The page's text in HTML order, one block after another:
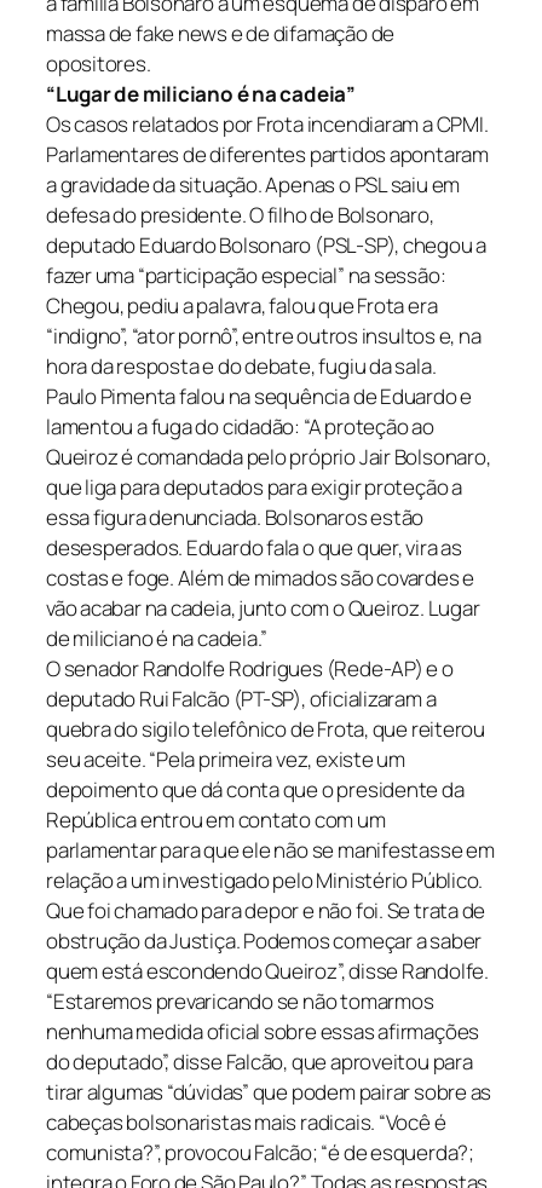
massa de fake news e de difamação de
opositores.
“Lugar de miliciano é na cadeia”
Os casos relatados por Frota incendiaram a CPMI.
Parlamentares de diferentes partidos apontaram
a gravidade da situação. Apenas o PSL saiu em
defesa do presidente. O filho de Bolsonaro,
deputado Eduardo Bolsonaro (PSL-SP), chegou a
fazer uma “participação especial” na sessão:
Chegou, pediu a palavra, falou que Frota era
“indigno”, “ator pornô”, entre outros insultos e, na
hora da resposta e do debate, fugiu da sala.
Paulo Pimenta falou na sequência de Eduardo e
lamentou a fuga do cidadão: “A proteção ao
Queiroz é comandada pelo próprio Jair Bolsonaro,
que liga para deputados para exigir proteção a
essa figura denunciada. Bolsonaros estão
desesperados. Eduardo fala o que quer, vira as
costas e foge. Além de mimados são covardes e
vão acabar na cadeia, junto com o Queiroz. Lugar
de miliciano é na cadeia.”
O senador Randolfe Rodrigues (Rede-AP) e o
deputado Rui Falcão (PT-SP), oficializaram a
quebra do sigilo telefônico de Frota, que reiterou
seu aceite. “Pela primeira vez, existe um
depoimento que dá conta que o presidente da
República entrou em contato com um
parlamentar para que ele não se manifestasse em
relação a um investigado pelo Ministério Público.
Que foi chamado para depor e não foi. Se trata de
obstrução da Justiça. Podemos começar a saber
quem está escondendo Queiroz”, disse Randolfe.
“Estaremos prevaricando se não tomarmos
nenhuma medida oficial sobre essas afirmações
do deputado”, disse Falcão, que aproveitou para
tirar algumas “dúvidas” que podem pairar sobre as
cabeças bolsonaristas mais radicais. “Você é
comunista?”, provocou Falcão; “é de esquerda?;